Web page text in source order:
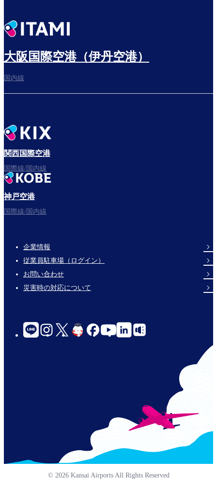
搭乗ゲートへ
フライトをお楽しみください。
大阪国際空港（伊丹空港）
国内線
関西国際空港
国際線/国内線
神戸空港
国際線/国内線
Footer
Links
企業情報
従業員駐車場（ログイン）
お問い合わせ
災害時の対応について
social-
links-
© 2026 Kansai Airports All Rights Reserved